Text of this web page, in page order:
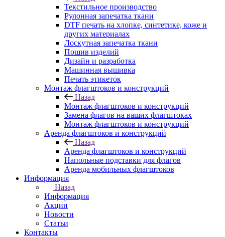
Текстильное производство
Рулонная запечатка ткани
DTF печать на хлопке, синтетике, коже и
других материалах
Лоскутная запечатка ткани
Пошив изделий
Дизайн и разработка
Машинная вышивка
Печать этикеток
Монтаж флагштоков и конструкций
Назад
Монтаж флагштоков и конструкций
Замена флагов на ваших флагштоках
Монтаж флагштоков и конструкций
Аренда флагштоков и конструкций
Назад
Аренда флагштоков и конструкций
Напольные подставки для флагов
Аренда мобильных флагштоков
Информация
Назад
Информация
Акции
Новости
Статьи
Контакты